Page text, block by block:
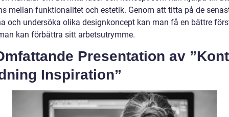
mellan funktionalitet och estetik. Genom att titta på de
och undersöka olika designkoncept kan man få en bättre
kan förbättra sitt arbetsutrymme.
Presentation av
Inspiration”